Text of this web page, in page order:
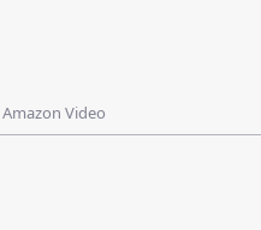
Amazon Video